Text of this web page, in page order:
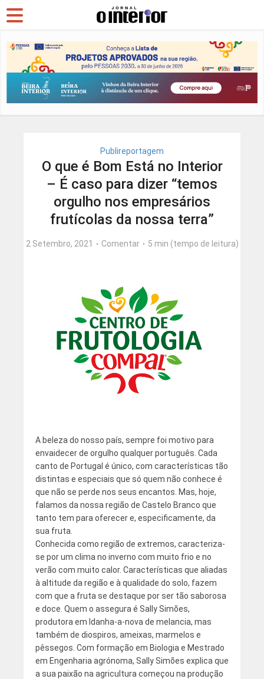
Publireportagem
O que é Bom Está no Interior
– É caso para dizer “temos
orgulho nos empresários
frutícolas da nossa terra”
2 Setembro, 2021 Comentar 5 min (tempo de leitura)
A beleza do nosso país, sempre foi motivo para
envaidecer de orgulho qualquer português. Cada
canto de Portugal é único, com características tão
distintas e especiais que só quem não conhece é
que não se perde nos seus encantos. Mas, hoje,
falamos da nossa região de Castelo Branco que
tanto tem para oferecer e, especificamente, da
sua fruta.
Conhecida como região de extremos, caracteriza-
se por um clima no inverno com muito frio e no
verão com muito calor. Características que aliadas
à altitude da região e à qualidade do solo, fazem
com que a fruta se destaque por ser tão saborosa
e doce. Quem o assegura é Sally Simões,
produtora em Idanha-a-nova de melancia, mas
também de diospiros, ameixas, marmelos e
pêssegos. Com formação em Biologia e Mestrado
em Engenharia agrónoma, Sally Simões explica que
a sua paixão na agricultura começou na produção